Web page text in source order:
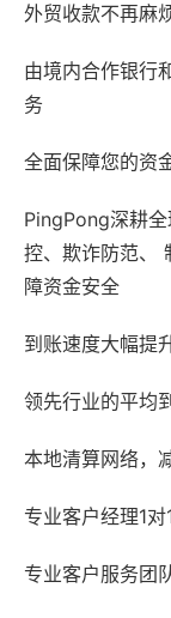
外贸收款不再麻
由境内合作银行
务
全面保障您的资
PingPong深耕全
控、欺诈防范、
障资金安全
到账速度大幅提
领先行业的平均
本地清算网络，
专业客户经理1对
专业客户服务团